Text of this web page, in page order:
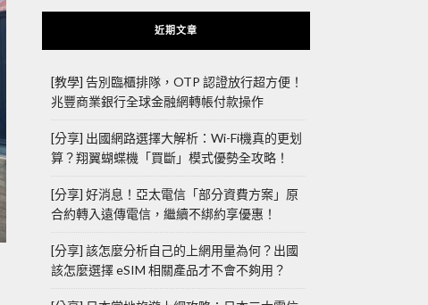
近期文章
[教學] 告別臨櫃排隊，OTP 認證放行超方便！
兆豐商業銀行全球金融網轉帳付款操作
[分享] 出國網路選擇大解析：Wi-Fi機真的更划
算？翔翼蝴蝶機「買斷」模式優勢全攻略！
[分享] 好消息！亞太電信「部分資費方案」原
合約轉入遠傳電信，繼續不綁約享優惠！
[分享] 該怎麼分析自己的上網用量為何？出國
該怎麼選擇 eSIM 相關產品才不會不夠用？